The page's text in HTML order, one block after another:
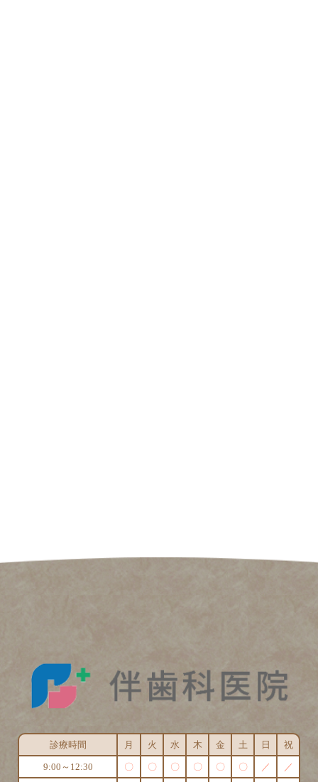
診療時間 月 火 水 木 金 土 日 祝
9:00～12:30 〇 〇 〇 〇 〇 〇 ／ ／